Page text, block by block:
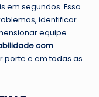
em segundos. Essa
identificar
equipe
com
porte e em todas as